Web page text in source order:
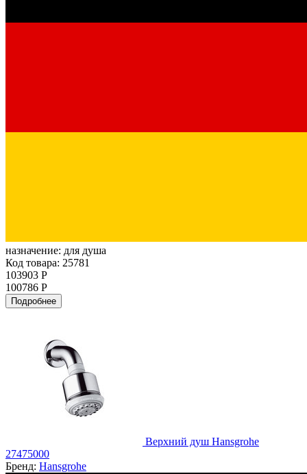
назначение: для душа
Код товара: 25781
103903 Р
100786 Р
Подробнее
Верхний душ Hansgrohe
27475000
Бренд: Hansgrohe